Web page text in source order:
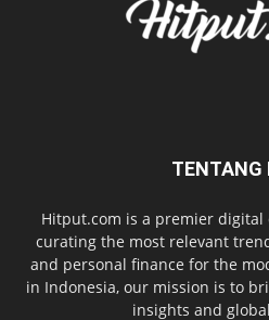
TENTANG
Hitput.com is a premier
curating the most relevant
and personal finance for the
in Indonesia, our mission is to
insights and